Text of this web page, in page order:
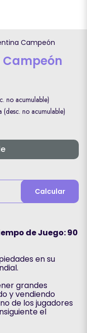
Campeón
no acumulable)
no acumulable)
Calcular
de Juego: 90
en su
grandes
y vendiendo
de los jugadores
el